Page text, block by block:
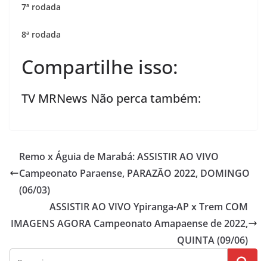
7ª rodada
8ª rodada
Compartilhe isso:
TV MRNews Não perca também:
Remo x Águia de Marabá: ASSISTIR AO VIVO
Campeonato Paraense, PARAZÃO 2022, DOMINGO
(06/03)
ASSISTIR AO VIVO Ypiranga-AP x Trem COM
IMAGENS AGORA Campeonato Amapaense de 2022,
QUINTA (09/06)